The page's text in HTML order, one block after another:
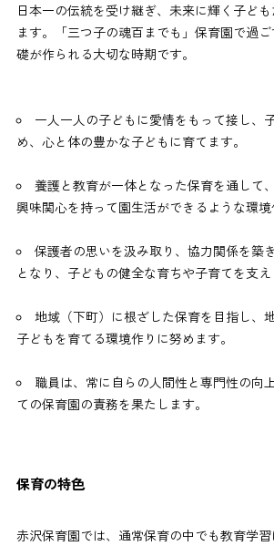
日本一の伝統を受け継ぎ、未来に輝く子ど
ます。「三つ子の魂百までも」保育園で過
一人一人の子どもに愛情をもって接し、
め、心と体の豊かな子どもに育てます。
養護と教育が一体となった保育を通して
興味関心を持って園生活ができるような環境
保護者の思いを汲み取り、協力関係を築
となり、子どもの健全な育ちや子育てを支え
地域（下町）に根ざした保育を目指し、
子どもを育てる環境作りに努めます。
職員は、常に自らの人間性と専門性の向
ての保育園の責務を果たします。
保育の特色
赤沢保育園では、通常保育の中でも教育学習